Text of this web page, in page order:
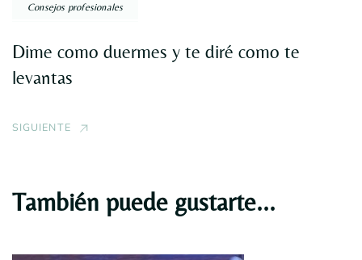
Consejos profesionales
Dime como duermes y te diré como te
levantas
SIGUIENTE
También puede gustarte...